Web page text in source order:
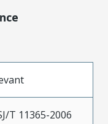
T 11365-2006